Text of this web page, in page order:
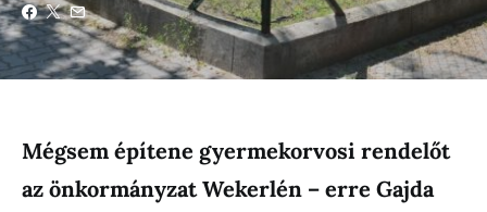
Mégsem építene gyermekorvosi rendelőt
az önkormányzat Wekerlén – erre Gajda